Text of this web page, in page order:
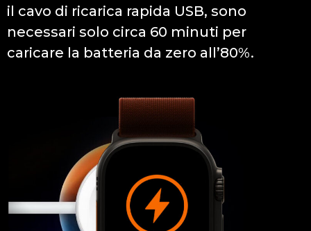
il cavo di ricarica rapida USB, sono
necessari solo circa 60 minuti per
caricare la batteria da zero all’80%.